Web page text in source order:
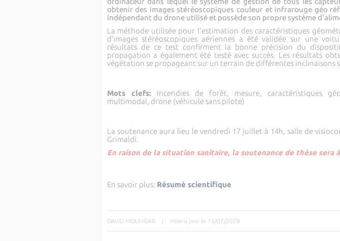
obtenir des images stéréoscopiques couleur et infrarouge géo
indépendant du drone utilisé et possède son propre système
La méthode utilisée pour l'estimation des caractéristiques
d'images stéréoscopiques aériennes a été validée sur une
résultats de ce test confirment la bonne précision du
propagation a également été testé avec succès. Les résultats
végétation se propageant sur un terrain de différentes inclinaisons
Mots clefs: Incendies de forêt, mesure, caractéristiques
multimodal, drone (véhicule sans pilote)
La soutenance aura lieu le vendredi 17 juillet à 14h, salle de
Grimaldi.
En raison de la situation sanitaire, la soutenance de thèse sera
En savoir plus: Résumé scientifique
DAVID MOUNGAR | Mise à jour le 15/07/2020